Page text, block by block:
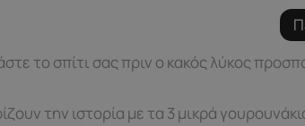
το σπίτι σας πριν ο κακός λύκος
την ιστορία με τα 3 μικρά